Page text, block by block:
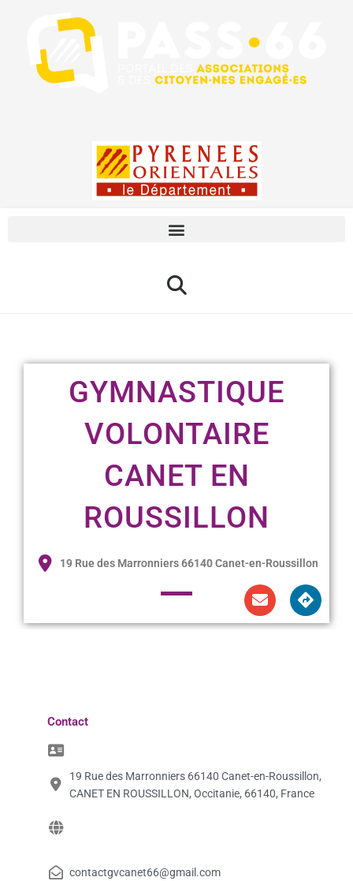
GYMNASTIQUE
VOLONTAIRE
CANET EN
ROUSSILLON
19 Rue des Marronniers 66140 Canet-en-Roussillon
Contact
19 Rue des Marronniers 66140 Canet-en-Roussillon,
CANET EN ROUSSILLON, Occitanie, 66140, France
contactgvcanet66@gmail.com